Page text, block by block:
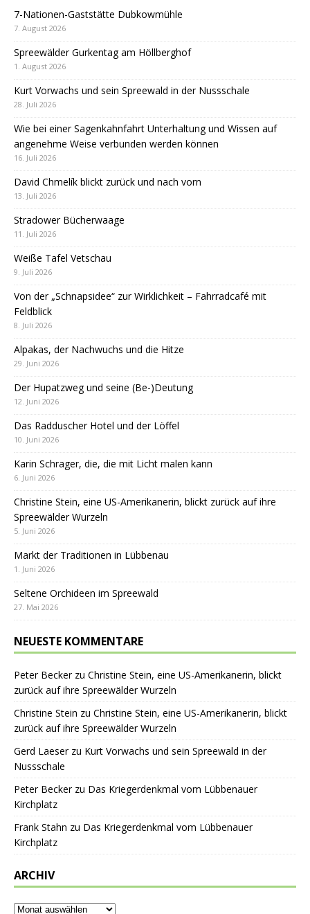
7-Nationen-Gaststätte Dubkowmühle
7. August 2026
Spreewälder Gurkentag am Höllberghof
1. August 2026
Kurt Vorwachs und sein Spreewald in der Nussschale
28. Juli 2026
Wie bei einer Sagenkahnfahrt Unterhaltung und Wissen auf
angenehme Weise verbunden werden können
16. Juli 2026
David Chmelík blickt zurück und nach vorn
13. Juli 2026
Stradower Bücherwaage
11. Juli 2026
Weiße Tafel Vetschau
9. Juli 2026
Von der „Schnapsidee“ zur Wirklichkeit – Fahrradcafé mit
Feldblick
8. Juli 2026
Alpakas, der Nachwuchs und die Hitze
29. Juni 2026
Der Hupatzweg und seine (Be-)Deutung
12. Juni 2026
Das Radduscher Hotel und der Löffel
10. Juni 2026
Karin Schrager, die, die mit Licht malen kann
6. Juni 2026
Christine Stein, eine US-Amerikanerin, blickt zurück auf ihre
Spreewälder Wurzeln
5. Juni 2026
Markt der Traditionen in Lübbenau
1. Juni 2026
Seltene Orchideen im Spreewald
27. Mai 2026
NEUESTE KOMMENTARE
Peter Beckerzu Christine Stein, eine US-Amerikanerin, blickt
zurück auf ihre Spreewälder Wurzeln
Christine Stein zu Christine Stein, eine US-Amerikanerin, blickt
zurück auf ihre Spreewälder Wurzeln
Gerd Laeserzu Kurt Vorwachs und sein Spreewald in der
Nussschale
Peter Beckerzu Das Kriegerdenkmal vom Lübbenauer
Kirchplatz
Frank Stahn zu Das Kriegerdenkmal vom Lübbenauer
Kirchplatz
ARCHIV